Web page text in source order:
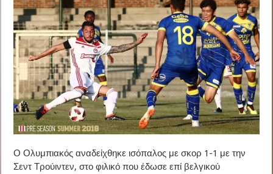
Ο Ολυμπιακός αναδείχθηκε ισόπαλος με σκορ 1-1 με την
Σεντ Τρούιντεν, στο φιλικό που έδωσε επί βελγικού